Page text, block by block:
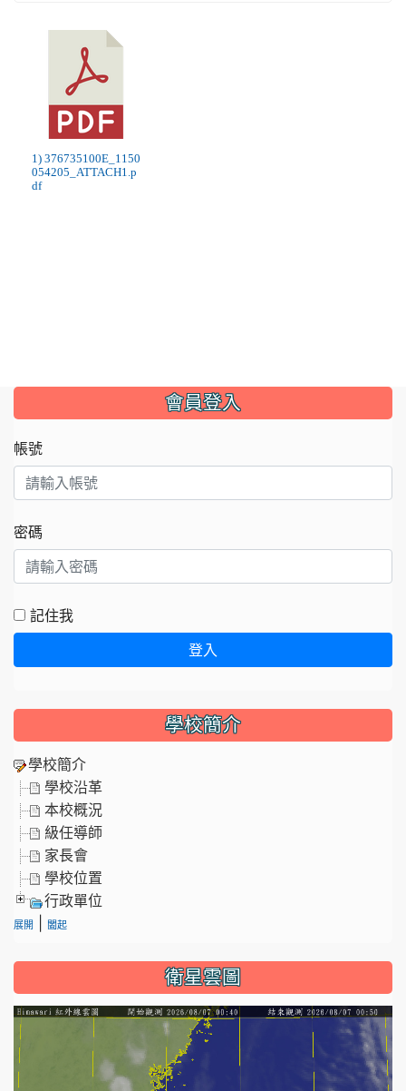
1) 376735100E_1150
054205_ATTACH1.p
df
::: 會員登入
帳號
密碼
記住我
登入
學校簡介
學校簡介
學校沿革
本校概況
級任導師
家長會
學校位置
行政單位
展開 闔起
衛星雲圖